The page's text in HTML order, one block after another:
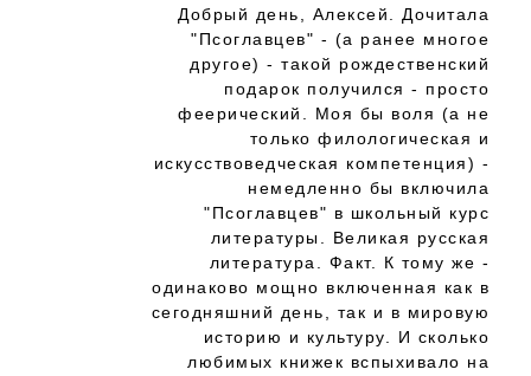
Добрый день, Алексей. Дочитала
"Псоглавцев" - (а ранее многое
другое) - такой рождественский
подарок получился - просто
феерический. Моя бы воля (а не
только филологическая и
искусствоведческая компетенция) -
немедленно бы включила
"Псоглавцев" в школьный курс
литературы. Великая русская
литература. Факт. К тому же -
одинаково мощно включенная как в
сегодняшний день, так и в мировую
историю и культуру. И сколько
любимых книжек вспыхивало на